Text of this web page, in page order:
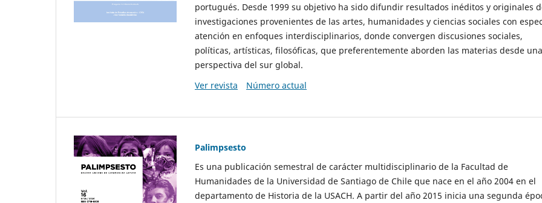
portugués. Desde 1999 su objetivo ha sido difundir resultados inéditos y originales
investigaciones provenientes de las artes, humanidades y ciencias sociales con
atención en enfoques interdisciplinarios, donde convergen discusiones sociales,
políticas, artísticas, filosóficas, que preferentemente aborden las materias desde una
perspectiva del sur global.
Ver revista
Número actual
Palimpsesto
Es una publicación semestral de carácter multidisciplinario de la Facultad de
Humanidades de la Universidad de Santiago de Chile que nace en el año 2004 en el
departamento de Historia de la USACH. A partir del año 2015 inicia una segunda